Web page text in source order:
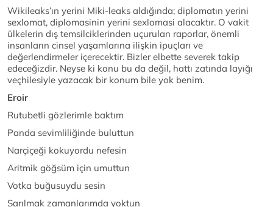
Wikileaks’ın yerini Miki-leaks aldığında; diplomatın yerini
sexlomat, diplomasinin yerini sexlomasi alacaktır. O vakit
ülkelerin dış temsilciklerinden uçurulan raporlar, önemli
insanların cinsel yaşamlarına ilişkin ipuçları ve
değerlendirmeler içerecektir. Bizler elbette severek takip
edeceğizdir. Neyse ki konu bu da değil, hattı zatında layığı
veçhilesiyle yazacak bir konum bile yok benim.
Eroir
Rutubetli gözlerimle baktım
Panda sevimliliğinde buluttun
Narçiçeği kokuyordu nefesin
Aritmik göğsüm için umuttun
Votka buğusuydu sesin
Sarılmak zamanlarımda yoktun